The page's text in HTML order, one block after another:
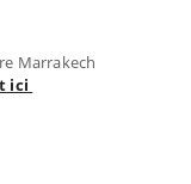
Marrakech
ici